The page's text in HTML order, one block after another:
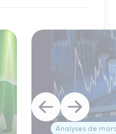
Analyses de